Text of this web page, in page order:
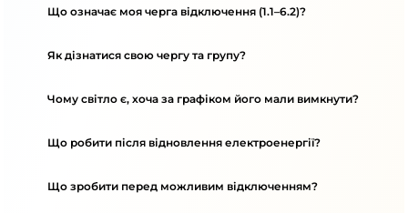
Що означає моя черга відключення (1.1–6.2)?
Як дізнатися свою чергу та групу?
Чому світло є, хоча за графіком його мали вимкнути?
Що робити після відновлення електроенергії?
Що зробити перед можливим відключенням?